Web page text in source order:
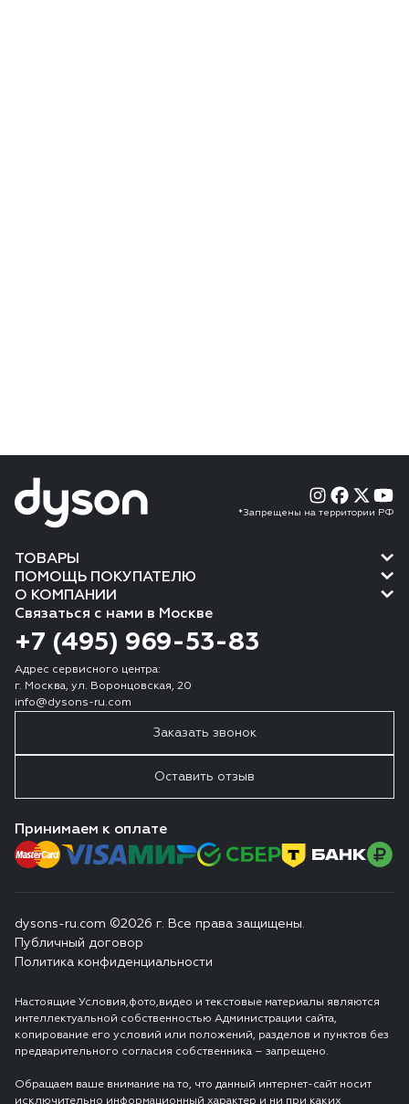
*Запрещены на территории РФ
ТОВАРЫ
ПОМОЩЬ ПОКУПАТЕЛЮ
О КОМПАНИИ
Связаться с нами в Москве
+7 (495) 969-53-83
Адрес сервисного центра:
г. Москва, ул. Воронцовская, 20
info@dysons-ru.com
Заказать звонок
Оставить отзыв
Принимаем к оплате
dysons-ru.com ©2026 г. Все права защищены.
Публичный договор
Политика конфиденциальности
Настоящие Условия,фото,видео и текстовые материалы являются
интеллектуальной собственностью Администрации сайта,
копирование его условий или положений, разделов и пунктов без
предварительного согласия собственника – запрещено.
Обращаем ваше внимание на то, что данный интернет-сайт носит
исключительно информационный характер и ни при каких